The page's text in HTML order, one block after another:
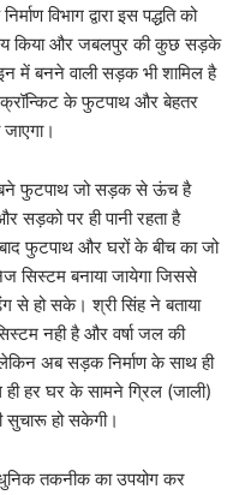
विभाग द्वारा इस पद्धति को
किया और जबलपुर की कुछ सड़के
में बनने वाली सड़क भी शामिल है
के फुटपाथ और बेहतर
बने फुटपाथ जो सड़क से ऊंच है
सड़को पर ही पानी रहता है
फुटपाथ और घरों के बीच का जो
सिस्टम बनाया जायेगा जिससे
से हो सके। श्री सिंह ने बताया
नही है और वर्षा जल की
अब सड़क निर्माण के साथ ही
हर घर के सामने ग्रिल (जाली)
सुचारू हो सकेगी।
आधुनिक तकनीक का उपयोग कर